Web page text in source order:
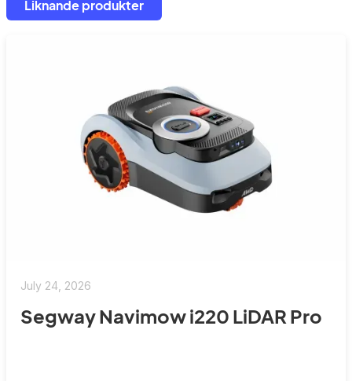
Liknande produkter
July 24, 2026
Segway Navimow i220 LiDAR Pro